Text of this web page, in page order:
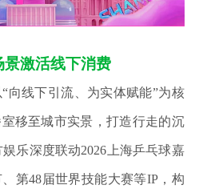
景激活线下消费
线下引流、为实体赋能”为核
移至城市实景，打造行走的沉
乐深度联动2026上海乒乓球嘉
第48届世界技能大赛等IP，构